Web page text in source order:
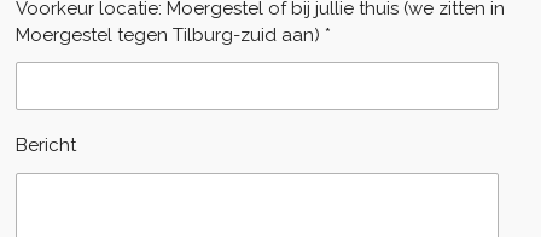
Voorkeur locatie: Moergestel of bij jullie thuis (we zitten in
Moergestel tegen Tilburg-zuid aan) *
Bericht